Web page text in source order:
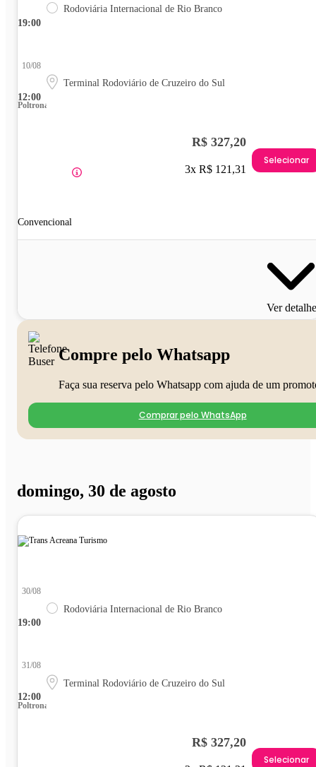
19:00
Rodoviária Internacional de Rio Branco
12:00
10/08
Terminal Rodoviário de Cruzeiro do Sul
Poltrona
Convencional
R$ 327,20
3x R$ 121,31
Selecionar
Ver
Compre pelo Whatsapp
Faça sua reserva pelo Whatsapp com ajuda de um
Comprar pelo WhatsApp
domingo, 30 de agosto
19:00
30/08
Rodoviária Internacional de Rio Branco
12:00
31/08
Terminal Rodoviário de Cruzeiro do Sul
Poltrona
R$ 327,20
Selecionar